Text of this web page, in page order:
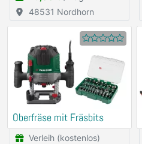
48531 Nordhorn
Oberfräse mit Fräsbits
Verleih (kostenlos)